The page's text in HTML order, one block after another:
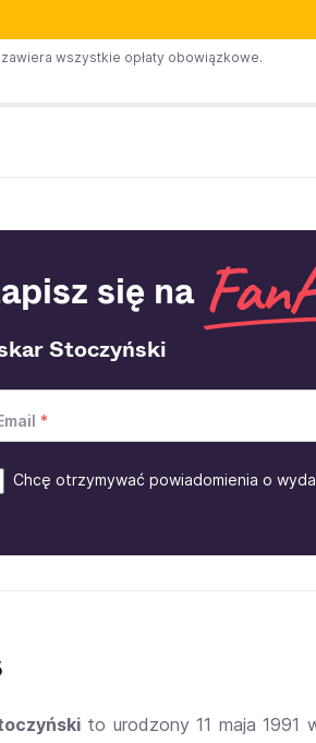
wszystkie opłaty obowiązkowe.
się na
Stoczyński
Chcę otrzymywać powiadomienia o
to urodzony 11 maja 1991